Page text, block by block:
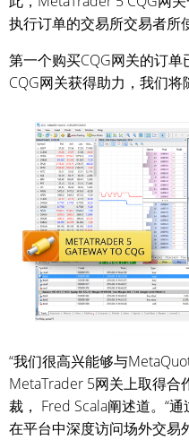
执行订单的交易所交易者所
第一个购买CQG网关的订
CQG网关获得助力，我们将
“我们很高兴能够与
MetaTrader 5网关上取得合
裁， Fred Scala阐述道。“
在平台中深度访问场外交易